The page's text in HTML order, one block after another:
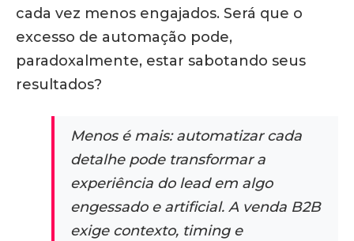
cada vez menos engajados. Será que o
excesso de automação pode,
paradoxalmente, estar sabotando seus
resultados?
Menos é mais: automatizar cada
detalhe pode transformar a
experiência do lead em algo
engessado e artificial. A venda B2B
exige contexto, timing e